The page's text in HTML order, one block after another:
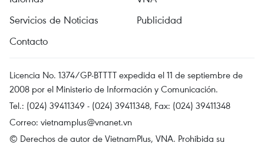
Servicios de Noticias
Publicidad
Contacto
Licencia No. 1374/GP-BTTTT expedida el 11 de septiembre de
2008 por el Ministerio de Información y Comunicación.
Tel.: (024) 39411349 - (024) 39411348, Fax: (024) 39411348
Correo: vietnamplus@vnanet.vn
© Derechos de autor de VietnamPlus, VNA. Prohibida su